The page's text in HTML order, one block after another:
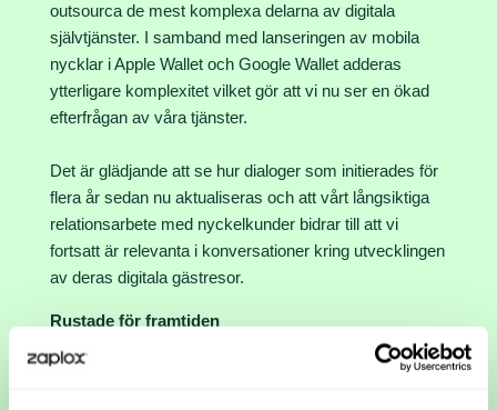
outsourca de mest komplexa delarna av digitala
självtjänster. I samband med lanseringen av mobila
nycklar i Apple Wallet och Google Wallet adderas
ytterligare komplexitet vilket gör att vi nu ser en ökad
efterfrågan av våra tjänster.
Det är glädjande att se hur dialoger som initierades för
flera år sedan nu aktualiseras och att vårt långsiktiga
relationsarbete med nyckelkunder bidrar till att vi
fortsatt är relevanta i konversationer kring utvecklingen
av deras digitala gästresor.
Rustade för framtiden
Våra framgångar under kvartalet är ett utmärkt kvitto
på att vår tekniska kompetens och erfarenhet spelar